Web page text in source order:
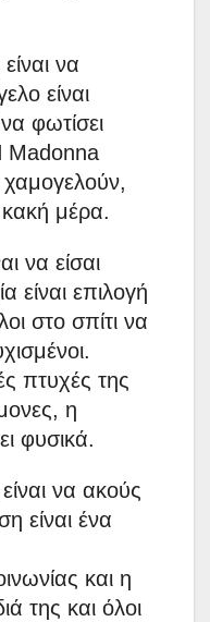
να
είναι
φωτίσει
Madonna
χαμογελούν,
μέρα.
να είσαι
είναι επιλογή
στο σπίτι να
πτυχές της
η
φυσικά.
να ακούς
είναι ένα
και η
της και όλοι